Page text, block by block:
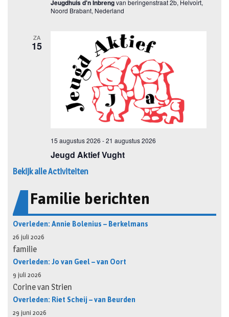
Bekijk alle Activiteiten
Familie berichten
Overleden: Annie Bolenius – Berkelmans
26 juli 2026
familie
Overleden: Jo van Geel – van Oort
9 juli 2026
Corine van Strien
Overleden: Riet Scheij – van Beurden
29 juni 2026